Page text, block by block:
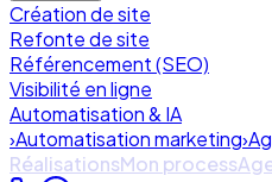
Création de site
Refonte de site
Référencement (SEO)
Visibilité en ligne
Automatisation & IA
›Automatisation marketing›
RéalisationsMon process